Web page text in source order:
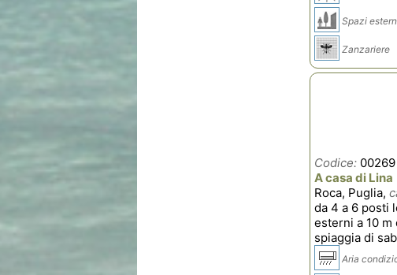
Spazi
Zanzariere
Codice: 00269
A casa di Lina
Roca, Puglia,
da 4 a 6 posti
esterni a 10
spiaggia di
Aria